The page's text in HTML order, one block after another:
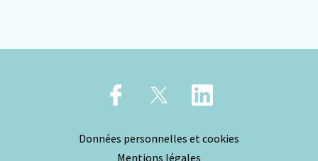
Données personnelles et cookies
Mentions légales